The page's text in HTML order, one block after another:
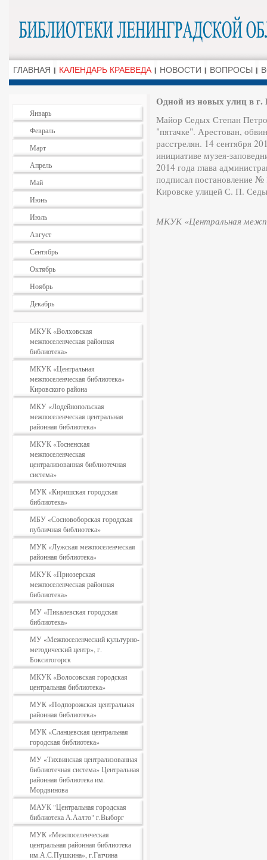
ГЛАВНАЯ КАЛЕНДАРЬ КРАЕВЕДА НОВОСТИ ВОПРОСЫ
Январь
Февраль
Март
Апрель
Май
Июнь
Июль
Август
Сентябрь
Октябрь
Ноябрь
Декабрь
МКУК «Волховская
межпоселенческая районная
библиотека»
МКУК «Центральная
межпоселенческая библиотека»
Кировского района
МКУ «Лодейнопольская
межпоселенческая центральная
районная библиотека»
МКУК «Тосненская
межпоселенческая
централизованная библиотечная
система»
МУК «Киришская городская
библиотека»
МБУ «Сосновоборская городская
публичная библиотека»
МУК «Лужская межпоселенческая
районная библиотека»
МКУК «Приозерская
межпоселенческая районная
библиотека»
МУ «Пикалевская городская
библиотека»
МУ «Межпоселенческий культурно-
методический центр», г.
Бокситогорск
МКУК «Волосовская городская
центральная библиотека»
МУК «Подпорожская центральная
районная библиотека»
МУК «Сланцевская центральная
городская библиотека»
МУ «Тихвинская централизованная
библиотечная система» Центральная
районная библиотека им.
Мордвинова
МАУК "Центральная городская
библиотека А.Аалто" г.Выборг
МУК «Межпоселенческая
центральная районная библиотека
им.А.С.Пушкина», г.Гатчина
Одной из новых улиц в
Майор Седых Степан
"пятачке". Арестован,
расстрелян. 14 сентября
инициативе музея-
2014 года глава
подписал постановление
Кировске улицей С. П.
МКУК «Центральная